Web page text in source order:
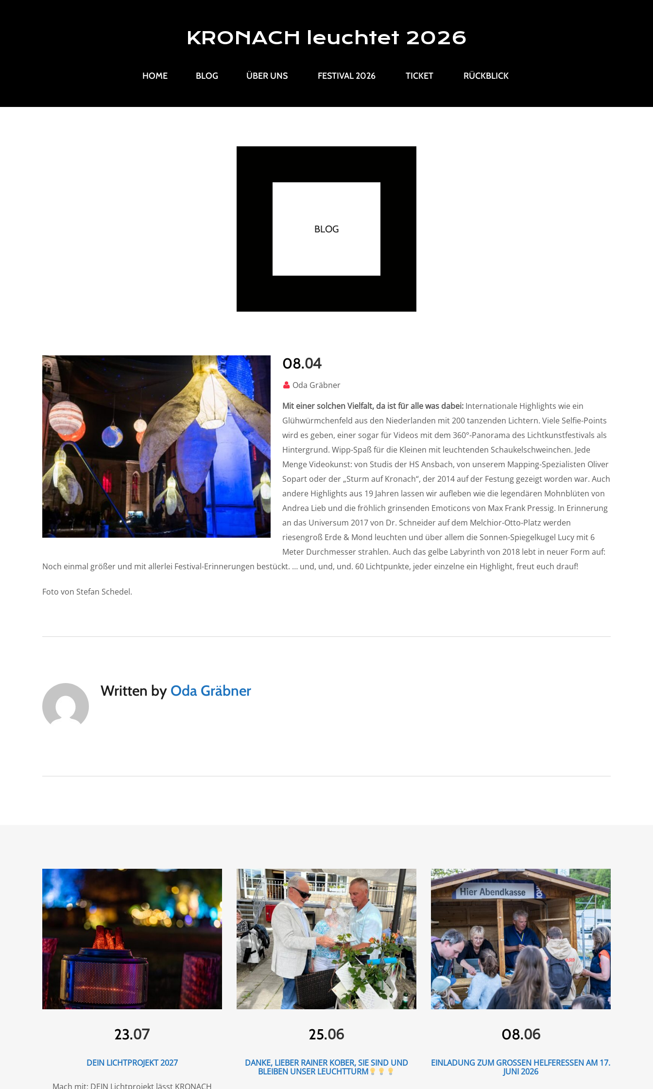
KRONACH leuchtet 2026
HOME BLOG ÜBER UNS FESTIVAL 2026 TICKET RÜCKBLICK
BLOG
08.04
Oda Gräbner
Mit einer solchen Vielfalt, da ist für alle was dabei: Internationale Highlights wie ein
Glühwürmchenfeld aus den Niederlanden mit 200 tanzenden Lichtern. Viele Selfie-Points
wird es geben, einer sogar für Videos mit dem 360°-Panorama des Lichtkunstfestivals als
Hintergrund. Wipp-Spaß für die Kleinen mit leuchtenden Schaukelschweinchen. Jede
Menge Videokunst: von Studis der HS Ansbach, von unserem Mapping-Spezialisten Oliver
Sopart oder der „Sturm auf Kronach“, der 2014 auf der Festung gezeigt worden war. Auch
andere Highlights aus 19 Jahren lassen wir aufleben wie die legendären Mohnblüten von
Andrea Lieb und die fröhlich grinsenden Emoticons von Max Frank Pressig. In Erinnerung
an das Universum 2017 von Dr. Schneider auf dem Melchior-Otto-Platz werden
riesengroß Erde & Mond leuchten und über allem die Sonnen-Spiegelkugel Lucy mit 6
Meter Durchmesser strahlen. Auch das gelbe Labyrinth von 2018 lebt in neuer Form auf:
Noch einmal größer und mit allerlei Festival-Erinnerungen bestückt. … und, und, und. 60 Lichtpunkte, jeder einzelne ein Highlight, freut euch drauf!
Foto von Stefan Schedel.
Written by Oda Gräbner
23.07
DEIN LICHTPROJEKT 2027
Mach mit: DEIN Lichtprojekt lässt KRONACH
25.06
DANKE, LIEBER RAINER KOBER, SIE SIND UND
BLEIBEN UNSER LEUCHTTURM
08.06
EINLADUNG ZUM GROSSEN HELFERESSEN AM 17. J
UNI 2026